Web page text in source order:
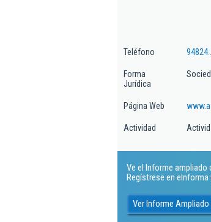
Teléfono 94824...
Forma
Jurídica
Página Web
Actividad
Ve el Informe ampliado
Regístrese en
Ver Informe